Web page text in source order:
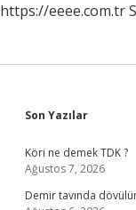
https://eeee.com.tr
Sidebar
Son Yazılar
Köri ne demek TDK ?
Ağustos 7, 2026
Demir tavında